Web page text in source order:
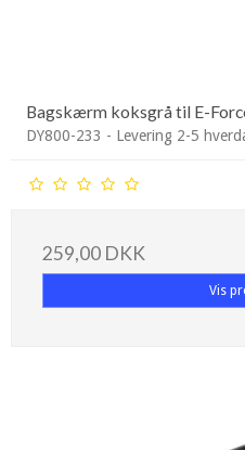
Bagskærm koksgrå til E-
DY800-233 - Levering 2-5
259,00 DKK
Vis